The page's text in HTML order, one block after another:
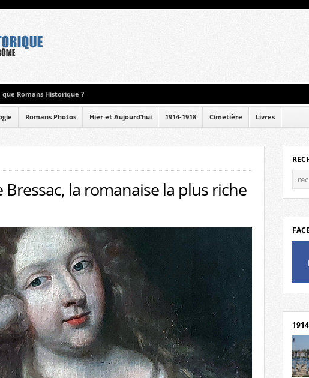
que Romans Historique ?
Romans Photos Hier et Aujourd’hui 1914-1918 Cimetière Livres
la romanaise la plus riche